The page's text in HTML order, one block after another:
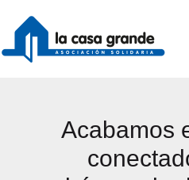
contenido
Acabamos